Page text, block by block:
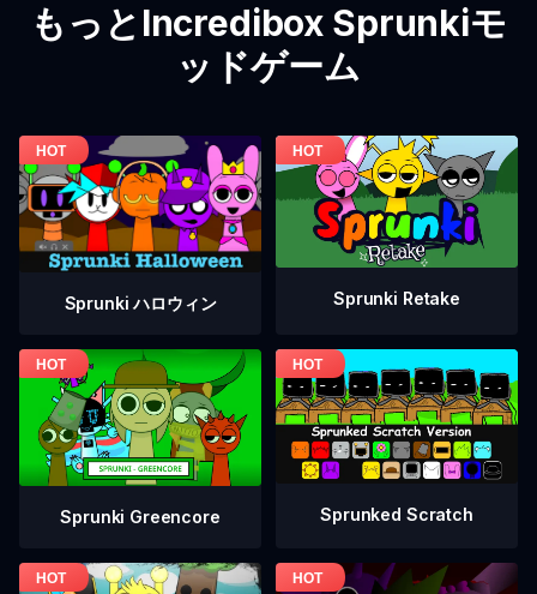
もっとIncredibox Sprunkiモ
ッドゲーム
Sprunki ハロウィン Sprunki Retake
Sprunki Greencore Sprunked Scratch